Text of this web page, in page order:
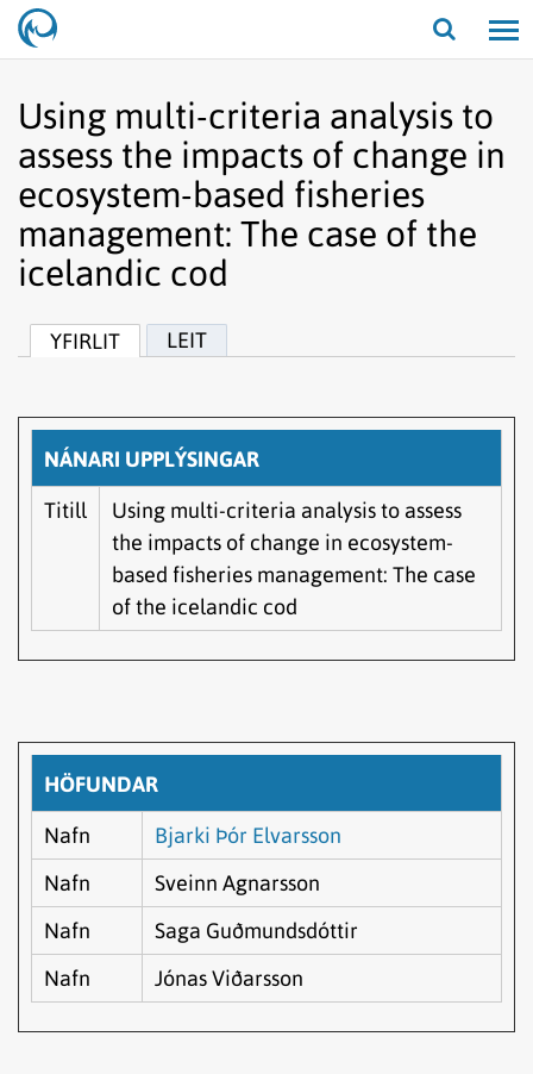
Opna/
Using multi-criteria analysis to
assess the impacts of change in
ecosystem-based fisheries
management: The case of the
icelandic cod
YFIRLIT LEIT
NÁNARI UPPLÝSINGAR
Titill
Using multi-criteria analysis to assess
the impacts of change in ecosystem-
based fisheries management: The case
of the icelandic cod
HÖFUNDAR
Nafn
Bjarki Þór Elvarsson
Nafn
Sveinn Agnarsson
Nafn
Saga Guðmundsdóttir
Nafn
Jónas Viðarsson